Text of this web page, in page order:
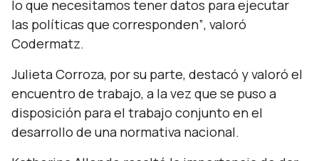
lo que necesitamos tener datos para ejecutar
las políticas que corresponden”, valoró
Codermatz.
Julieta Corroza, por su parte, destacó y valoró el
encuentro de trabajo, a la vez que se puso a
disposición para el trabajo conjunto en el
desarrollo de una normativa nacional.